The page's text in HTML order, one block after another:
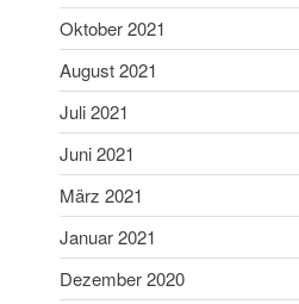
Oktober 2021
August 2021
Juli 2021
Juni 2021
März 2021
Januar 2021
Dezember 2020